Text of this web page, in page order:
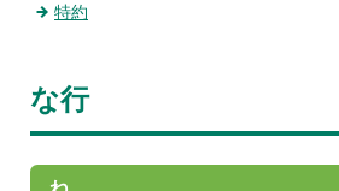
特約
な行